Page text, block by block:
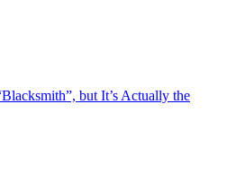
but It’s Actually the